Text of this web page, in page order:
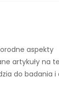
aspekty
artykuły na
do badania i